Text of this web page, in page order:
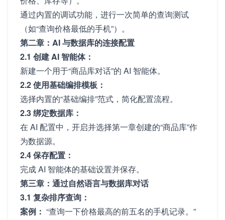
通过内置的调试功能，进行一次简单的查询测试
（如“查询价格最低的手机”）。
第二章：AI 与数据库的连接配置
2.1 创建 AI 智能体：
新建一个用于“商品库对话”的 AI 智能体。
2.2 使用基础编排模板：
选择内置的“基础编排”范式，简化配置流程。
2.3 绑定数据库：
在 AI 配置中，开启并选择第一章创建的“商品库”作
为数据源。
2.4 保存配置：
完成 AI 智能体的基础设置并保存。
第三章：通过自然语言与数据库对话
3.1 复杂排序查询：
案例： “查询一下价格最高的前五名的手机记录。”